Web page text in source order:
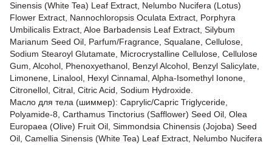
Sinensis (White Tea) Leaf Extract, Nelumbo Nucifera (Lotus)
Flower Extract, Nannochloropsis Oculata Extract, Porphyra
Umbilicalis Extract, Aloe Barbadensis Leaf Extract, Silybum
Marianum Seed Oil, Parfum/Fragrance, Squalane, Cellulose,
Sodium Stearoyl Glutamate, Microcrystalline Cellulose, Cellulose
Gum, Alcohol, Phenoxyethanol, Benzyl Alcohol, Benzyl Salicylate,
Limonene, Linalool, Hexyl Cinnamal, Alpha-Isomethyl Ionone,
Citronellol, Citral, Citric Acid, Sodium Hydroxide.
Масло для тела (шиммер): Caprylic/Capric Triglyceride,
Polyamide-8, Carthamus Tinctorius (Safflower) Seed Oil, Olea
Europaea (Olive) Fruit Oil, Simmondsia Chinensis (Jojoba) Seed
Oil, Camellia Sinensis (White Tea) Leaf Extract, Nelumbo Nucifera